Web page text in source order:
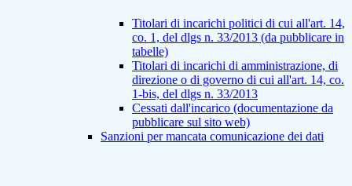
Titolari di incarichi politici di cui all'art. 14,
co. 1, del dlgs n. 33/2013 (da pubblicare in
tabelle)
Titolari di incarichi di amministrazione, di
direzione o di governo di cui all'art. 14, co.
1-bis, del dlgs n. 33/2013
Cessati dall'incarico (documentazione da
pubblicare sul sito web)
Sanzioni per mancata comunicazione dei dati